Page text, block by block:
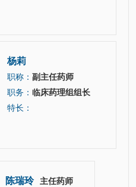
杨莉
职称： 副主任药师
职务： 临床药理组组长
特长：
陈瑞玲
主任药师